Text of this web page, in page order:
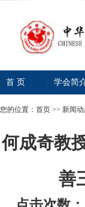
首 页 学会简
您的位置： 首页 >> 新闻
何成奇教
善